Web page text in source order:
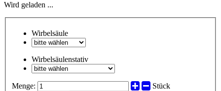
Wird geladen ...
Wirbelsäule
Wirbelsäulenstativ
Menge: Stück